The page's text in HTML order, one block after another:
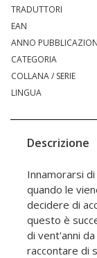
TRADUTTORI
EAN
ANNO
CATEGORIA
COLLANA / SERIE
LINGUA
Descrizione
Innamorarsi
quando le
decidere di
questo è
di vent'anni
raccontare di